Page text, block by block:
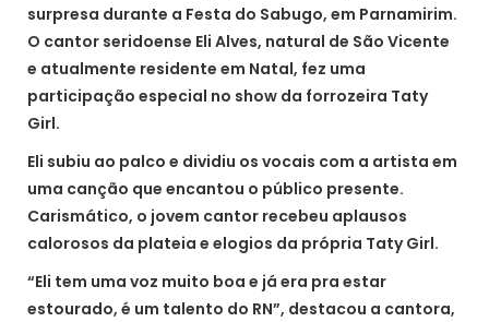
surpresa durante a Festa do Sabugo, em Parnamirim.
O cantor seridoense Eli Alves, natural de São Vicente
e atualmente residente em Natal, fez uma
participação especial no show da forrozeira Taty
Girl.
Eli subiu ao palco e dividiu os vocais com a artista em
uma canção que encantou o público presente.
Carismático, o jovem cantor recebeu aplausos
calorosos da plateia e elogios da própria Taty Girl.
“Eli tem uma voz muito boa e já era pra estar
estourado, é um talento do RN”, destacou a cantora,